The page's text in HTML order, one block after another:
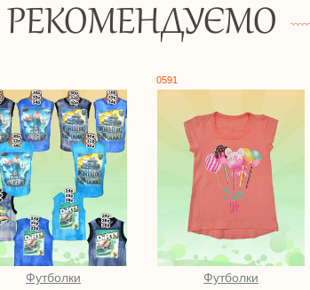
РЕКОМЕНДУЄМО
Футболки Піжами, нічні сорочки